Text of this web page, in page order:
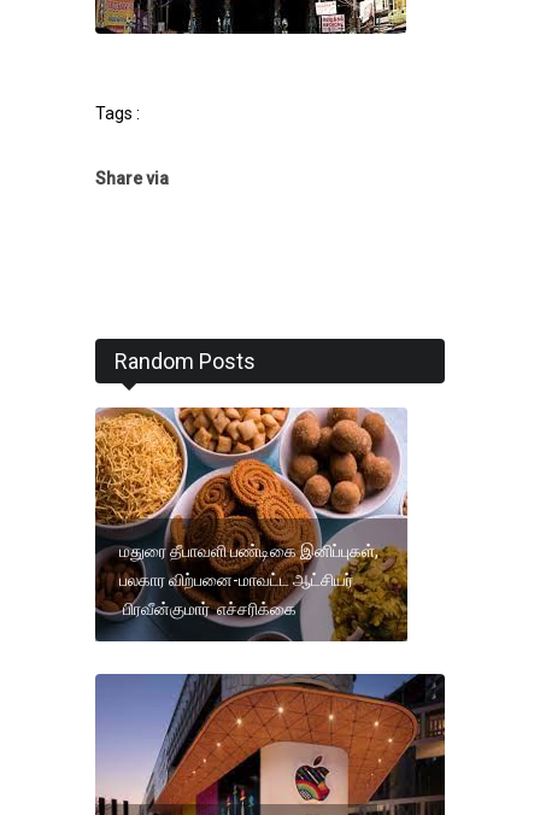
Tags :
Share via
Random Posts
மதுரை தீபாவளி பண்டிகை இனிப்புகள்,
பலகார விற்பனை-மாவட்ட ஆட்சியர்
பிரவீன்குமார் எச்சரிக்கை